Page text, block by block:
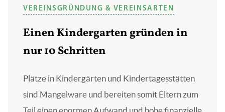
VEREINSGRÜNDUNG & VEREINSARTEN
Einen Kindergarten gründen in
nur 10 Schritten
Plätze in Kindergärten und Kindertagesstätten
sind Mangelware und bereiten somit Eltern zum
Teil einen enormen Aufwand und hohe finanzielle